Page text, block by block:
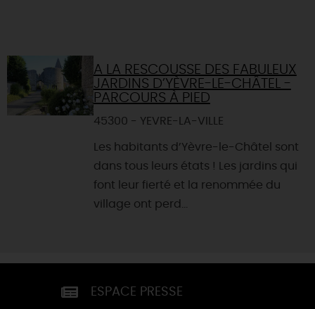
A LA RESCOUSSE DES FABULEUX
JARDINS D’YÈVRE-LE-CHÂTEL -
PARCOURS À PIED
45300 - YEVRE-LA-VILLE
Les habitants d’Yèvre-le-Châtel sont
dans tous leurs états ! Les jardins qui
font leur fierté et la renommée du
village ont perd...
ESPACE PRESSE